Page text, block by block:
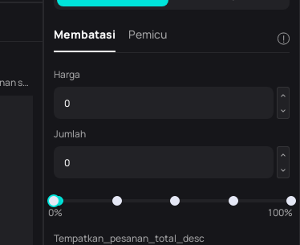
Jumlah salinan saat ini HFT)
Membatasi Pemicu !
Harga
Jumlah
0%
100%
Tempatkan_pesanan_total_desc